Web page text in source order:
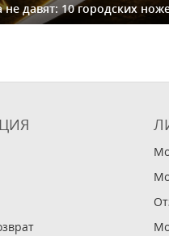
не давят: 10 городских